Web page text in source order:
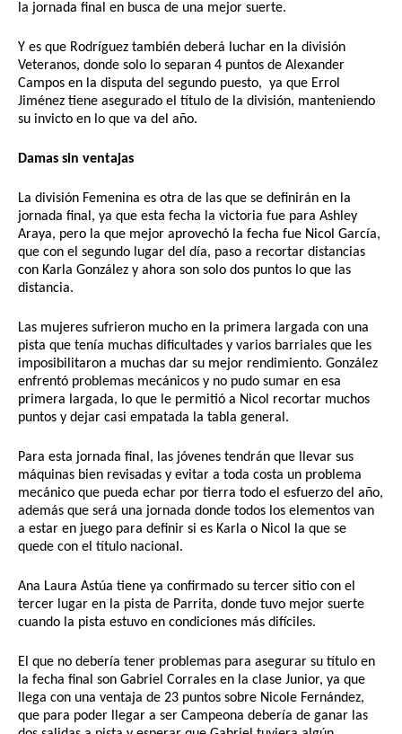
la jornada final en busca de una mejor suerte.
Y es que Rodríguez también deberá luchar en la división
Veteranos, donde solo lo separan 4 puntos de Alexander
Campos en la disputa del segundo puesto,  ya que Errol
Jiménez tiene asegurado el título de la división, manteniendo
su invicto en lo que va del año.
Damas sin ventajas
La división Femenina es otra de las que se definirán en la
jornada final, ya que esta fecha la victoria fue para Ashley
Araya, pero la que mejor aprovechó la fecha fue Nicol García,
que con el segundo lugar del día, paso a recortar distancias
con Karla González y ahora son solo dos puntos lo que las
distancia.
Las mujeres sufrieron mucho en la primera largada con una
pista que tenía muchas dificultades y varios barriales que les
imposibilitaron a muchas dar su mejor rendimiento. González
enfrentó problemas mecánicos y no pudo sumar en esa
primera largada, lo que le permitió a Nicol recortar muchos
puntos y dejar casi empatada la tabla general.
Para esta jornada final, las jóvenes tendrán que llevar sus
máquinas bien revisadas y evitar a toda costa un problema
mecánico que pueda echar por tierra todo el esfuerzo del año,
además que será una jornada donde todos los elementos van
a estar en juego para definir si es Karla o Nicol la que se
quede con el título nacional.
Ana Laura Astúa tiene ya confirmado su tercer sitio con el
tercer lugar en la pista de Parrita, donde tuvo mejor suerte
cuando la pista estuvo en condiciones más difíciles.
El que no debería tener problemas para asegurar su título en
la fecha final son Gabriel Corrales en la clase Junior, ya que
llega con una ventaja de 23 puntos sobre Nicole Fernández,
que para poder llegar a ser Campeona debería de ganar las